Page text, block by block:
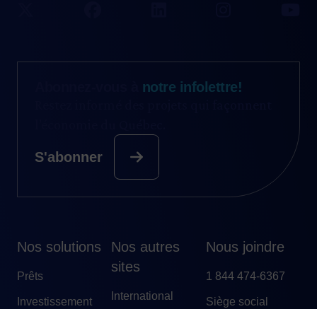
Nos solutions
Prêts
Investissement
Nos autres
sites
International
Nous joindre
1 844 474-6367
Siège social
notre infolettre!
S'abonner